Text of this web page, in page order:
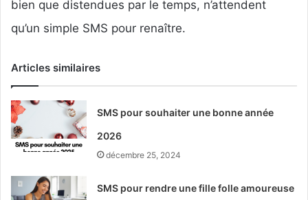
bien que distendues par le temps, n’attendent
qu’un simple SMS pour renaître.
Articles similaires
SMS pour souhaiter une bonne année
2026
décembre 25, 2024
SMS pour rendre une fille folle amoureuse